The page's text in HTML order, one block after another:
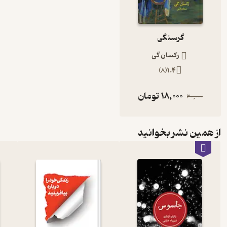
گرسنگی
رکسان گی
1.4
(
8
)
60,000
18,000تومان
از همین نشر بخوانید